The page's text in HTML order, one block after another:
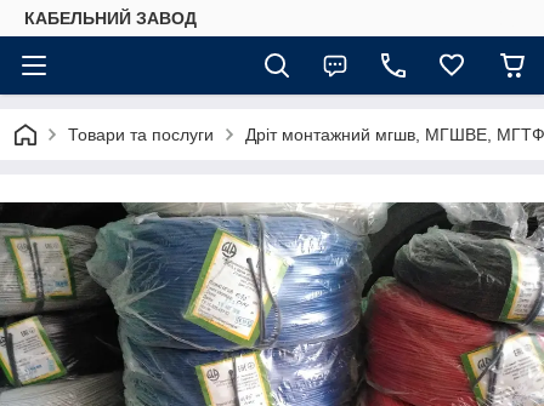
КАБЕЛЬНИЙ ЗАВОД
Товари та послуги Дріт монтажний мгшв, МГШВЕ,